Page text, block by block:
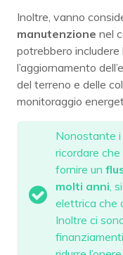
Inoltre, vanno
manutenzione nel
potrebbero includere
l’aggiornamento
del terreno e delle
monitoraggio
Nonostante
ricordare
fornire un
molti anni ,
elettrica che
Inoltre ci